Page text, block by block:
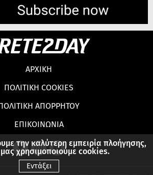
την καλύτερη εμπειρία πλοήγησης,
χρησιμοποιούμε cookies.
Εντάξει
ΑΡΧΙΚΗ
ΠΟΛΙΤΙΚΗ COOKIES
ΑΠΟΡΡΗΤΟΥ
ΕΠΙΚΟΙΝΩΝΙΑ